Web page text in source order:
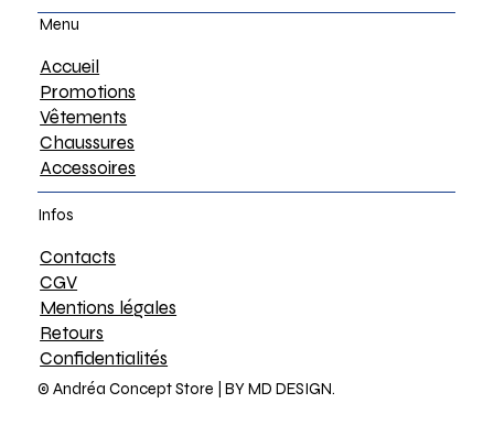
Menu
Accueil
Promotions
Vêtements
Chaussures
Accessoires
Infos
Contacts
CGV
Mentions légales
Retours
Confidentialités
© Andréa Concept Store |BY MD DESIGN.